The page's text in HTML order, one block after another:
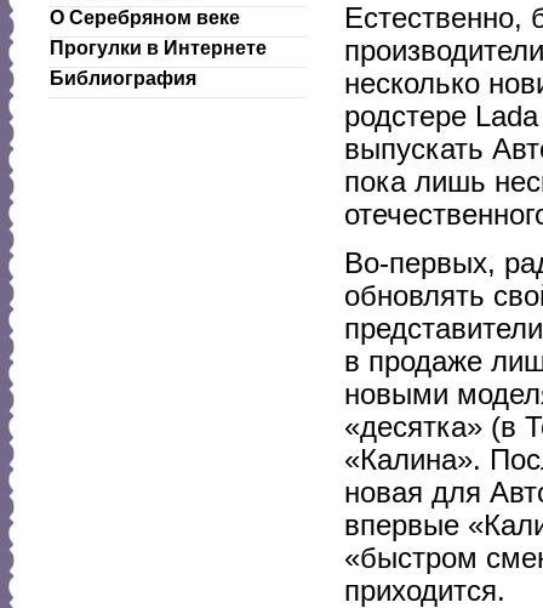
О Серебряном веке
Прогулки в Интернете
Библиография
Естественно,
несколько
родстере
выпускать
пока лишь
Во-первых,
обновлять
в продаже
новыми
«десятка» (в
«Калина».
новая для
впервые
«быстром
приходится.